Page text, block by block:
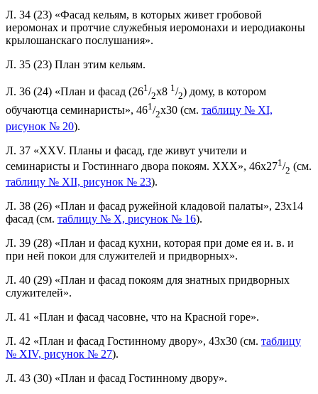
Л. 34 (23) «Фасад кельям, в которых живет гробовой
иеромонах и протчие служебныя иеромонахи и иеродиаконы
крылошанскаго послушания».
Л. 35 (23) План этим кельям.
Л. 36 (24) «План и фасад (261 /2x8 1 /2) дому, в котором
обучаютца семинаристы», 461/2x30 (см. таблицу № XI,
рисунок № 20).
Л. 37 «XXV. Планы и фасад, где живут учители и
семинаристы и Гостиннаго двора покоям. XXX», 46x271 /2 (см.
таблицу № XII, рисунок № 23).
Л. 38 (26) «План и фасад ружейной кладовой палаты», 23x14
фасад (см. таблицу № X, рисунок № 16).
Л. 39 (28) «План и фасад кухни, которая при доме ея и. в. и
при ней покои для служителей и придворных».
Л. 40 (29) «План и фасад покоям для знатных придворных
служителей».
Л. 41 «План и фасад часовне, что на Красной горе».
Л. 42 «План и фасад Гостинному двору», 43x30 (см. таблицу
№ XIV, рисунок № 27).
Л. 43 (30) «План и фасад Гостинному двору».